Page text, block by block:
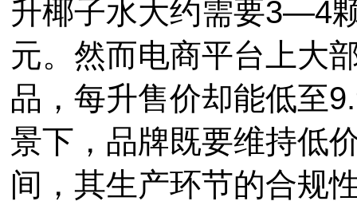
升椰子水大约需要3—4
元。然而电商平台上大
品，每升售价却能低至
景下，品牌既要维持低
间，其生产环节的合规